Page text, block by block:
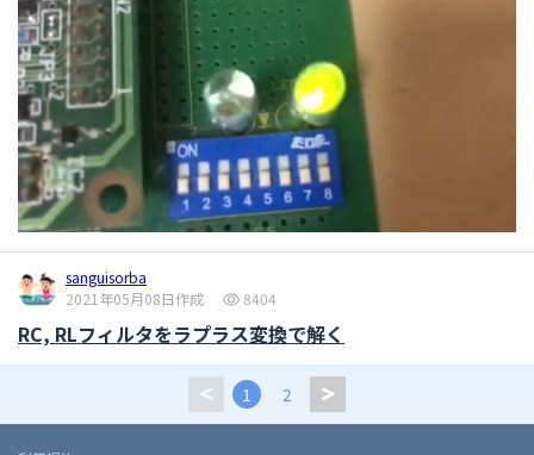
sanguisorba
2021年05月08日作成
8404
RC, RLフィルタをラプラス変換で解く
1 2